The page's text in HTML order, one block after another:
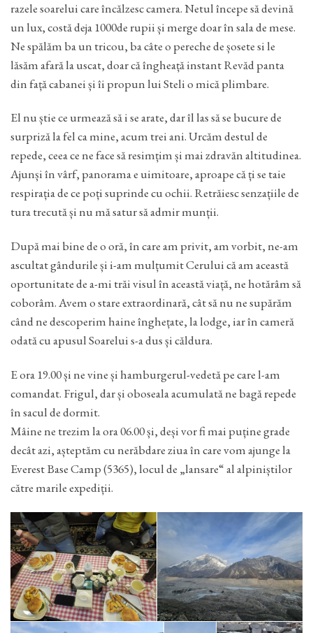
razele soarelui care încălzesc camera. Netul începe să devină
un lux, costă deja 1000de rupii și merge doar în sala de mese.
Ne spălăm ba un tricou, ba câte o pereche de șosete si le
lăsăm afară la uscat, doar că îngheață instant Revăd panta
din față cabanei și îi propun lui Steli o mică plimbare.
El nu știe ce urmează să i se arate, dar îl las să se bucure de
surpriză la fel ca mine, acum trei ani. Urcăm destul de
repede, ceea ce ne face să resimțim și mai zdravăn altitudinea.
Ajunși în vârf, panorama e uimitoare, aproape că ți se taie
respirația de ce poți suprinde cu ochii. Retrăiesc senzațiile de
tura trecută și nu mă satur să admir munții.
După mai bine de o oră, în care am privit, am vorbit, ne-am
ascultat gândurile și i-am mulțumit Cerului că am această
oportunitate de a-mi trăi visul în această viață, ne hotărâm să
coborâm. Avem o stare extraordinară, cât să nu ne supărăm
când ne descoperim haine înghețate, la lodge, iar în cameră
odată cu apusul Soarelui s-a dus și căldura.
E ora 19.00 și ne vine și hamburgerul-vedetă pe care l-am
comandat. Frigul, dar și oboseala acumulată ne bagă repede
în sacul de dormit.
Mâine ne trezim la ora 06.00 și, deși vor fi mai puține grade
decât azi, așteptăm cu nerăbdare ziua în care vom ajunge la
Everest Base Camp (5365), locul de „lansare“ al alpiniștilor
către marile expediții.